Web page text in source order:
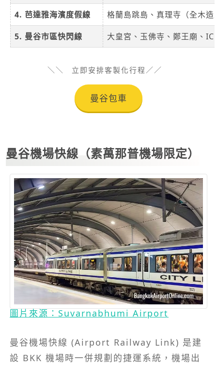
4. 芭達雅海濱度假線 格蘭島跳島、真理寺（全木
5. 曼谷市區快閃線 大皇宮、玉佛寺、鄭王廟、
立即安排客製化行程
曼谷包車
曼谷機場快線（素萬那普機場限定）
圖片來源：Suvarnabhumi Airport
曼谷機場快線 (Airport Railway Link) 是建
設 BKK 機場時一併規劃的捷運系統，機場出